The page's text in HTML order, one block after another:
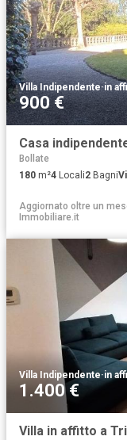
Villa Indipendente·in
900 €
Casa
Bollate
180 m²4 Locali2 Bagni
Aggiornato oltre un
Immobiliare.it
Villa Indipendente·in
1.400 €
Villa in affitto a